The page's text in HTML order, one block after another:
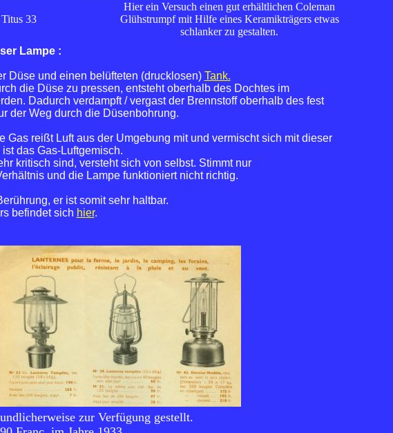
33
Hier ein Versuch einen gut erhältlichen Coleman
Glühstrumpf mit Hilfe eines Keramikträgers etwas
schlanker zu gestalten.
Lampe :
Düse und einen belüfteten (drucklosen) Tank.
die Düse zu pressen, entsteht oberhalb des Dochtes im
Dadurch verdampft / vergast der Brennstoff oberhalb des fest
der Weg durch die Düsenbohrung.
reißt Luft aus der Umgebung mit und vermischt sich mit dieser
das Gas-Luftgemisch.
kritisch sind, versteht sich von selbst. Stimmt nur
und die Lampe funktioniert nicht richtig.
er ist somit sehr haltbar.
befindet sich hier.
zur Verfügung gestellt.